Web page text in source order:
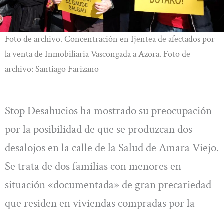
Foto de archivo. Concentración en Ijentea de afectados por
la venta de Inmobiliaria Vascongada a Azora. Foto de
archivo: Santiago Farizano
Stop Desahucios ha mostrado su preocupación
por la posibilidad de que se produzcan dos
desalojos en la calle de la Salud de Amara Viejo.
Se trata de dos familias con menores en
situación «documentada» de gran precariedad
que residen en viviendas compradas por la